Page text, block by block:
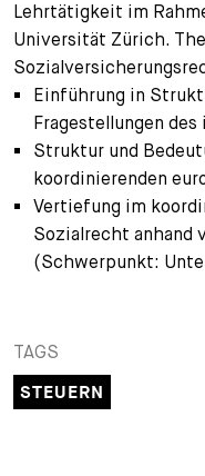
Legal Insight
Anwälte
Substituten
Kurzpraktikanten
Administration
Assistenzen
Offene Stellen
Bewerben
Fragen und
Ihre Karriere
Ihre Karriere bei
EN DE FR
Lehrtätigkeit im
Universität Zürich.
Einführung in
Fragestellungen
Struktur und
koordinierenden
Vertiefung im
Sozialrecht anhand
(Schwerpunkt:
TAGS
STEUERN